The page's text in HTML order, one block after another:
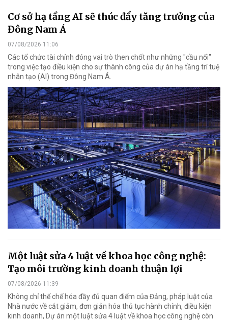
Cơ sở hạ tầng AI sẽ thúc đẩy tăng trưởng của
Đông Nam Á
07/08/2026 11:06
Các tổ chức tài chính đóng vai trò then chốt như những "cầu nối"
trong việc tạo điều kiện cho sự thành công của dự án hạ tầng trí tuệ
nhân tạo (AI) trong Đông Nam Á.
Một luật sửa 4 luật về khoa học công nghệ:
Tạo môi trường kinh doanh thuận lợi
07/08/2026 11:39
Không chỉ thể chế hóa đầy đủ quan điểm của Đảng, pháp luật của
Nhà nước về cắt giảm, đơn giản hóa thủ tục hành chính, điều kiện
kinh doanh, Dự án một luật sửa 4 luật về khoa học công nghệ còn